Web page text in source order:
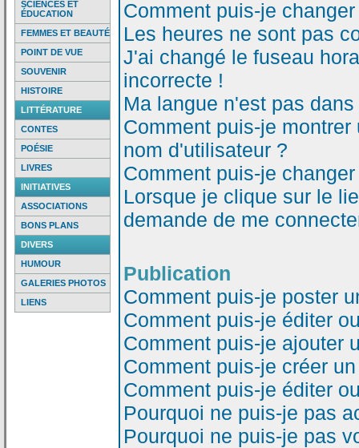
SCIENCES ET
ÉDUCATION
FEMMES ET BEAUTÉ
POINT DE VUE
SOUVENIR
HISTOIRE
LITTÉRATURE
CONTES
POÉSIE
LIVRES
INITIATIVES
ASSOCIATIONS
BONS PLANS
DIVERS
HUMOUR
GALERIES PHOTOS
LIENS
Comment puis-je
Les heures ne sont pas
J'ai changé le fuseau
incorrecte !
Ma langue n'est pas
Comment puis-je
nom d'utilisateur ?
Comment puis-je
Lorsque je clique sur le
demande de me
Publication
Comment puis-je poster
Comment puis-je éditer
Comment puis-je ajouter
Comment puis-je créer
Comment puis-je éditer
Pourquoi ne puis-je pas
Pourquoi ne puis-je pas